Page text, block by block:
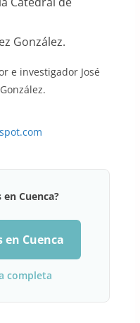
González.
e investigador José
en Cuenca?
en Cuenca
completa